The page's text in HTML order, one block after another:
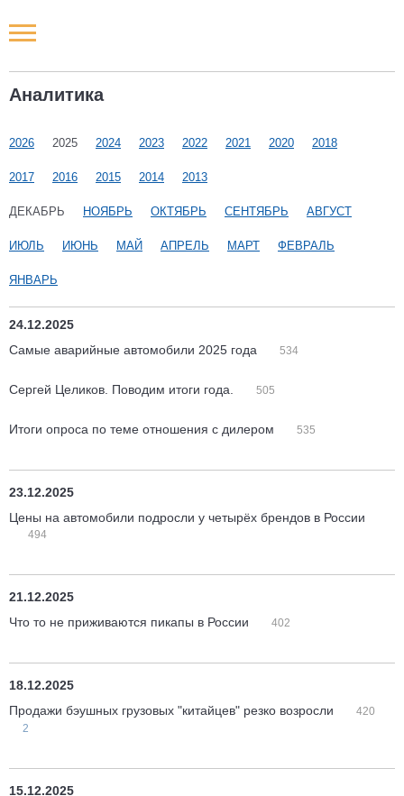
Аналитика
2026 2025 2024 2023 2022 2021 2020 2018
2017 2016 2015 2014 2013
ДЕКАБРЬ НОЯБРЬ ОКТЯБРЬ СЕНТЯБРЬ АВГУСТ
ИЮЛЬ ИЮНЬ МАЙ АПРЕЛЬ МАРТ ФЕВРАЛЬ
ЯНВАРЬ
24.12.2025
Самые аварийные автомобили 2025 года
534
Сергей Целиков. Поводим итоги года. 505
Итоги опроса по теме отношения с дилером 535
23.12.2025
Цены на автомобили подросли у четырёх брендов в России
494
21.12.2025
Что то не приживаются пикапы в России
402
18.12.2025
Продажи бэушных грузовых "китайцев" резко возросли
420
2
15.12.2025
Новости РФ
Наши мероприятия
Статьи